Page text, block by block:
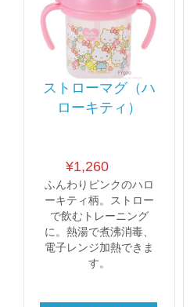
ストローマグ（ハ
ローキティ）
¥1,260
ふんわりピンクのハロ
ーキティ柄。ストロー
で飲むトレーニング
に。熱湯で煮沸消毒、
電子レンジ加熱できま
す。